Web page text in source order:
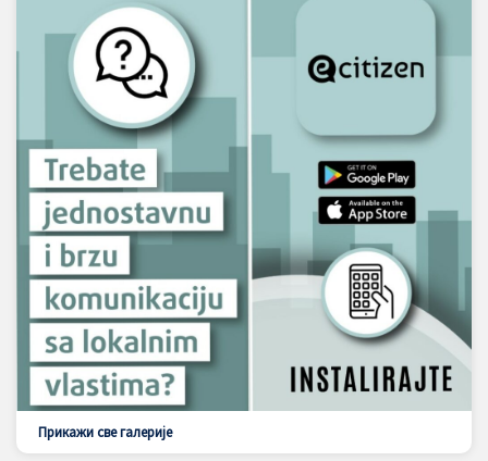
Прикажи све галерије